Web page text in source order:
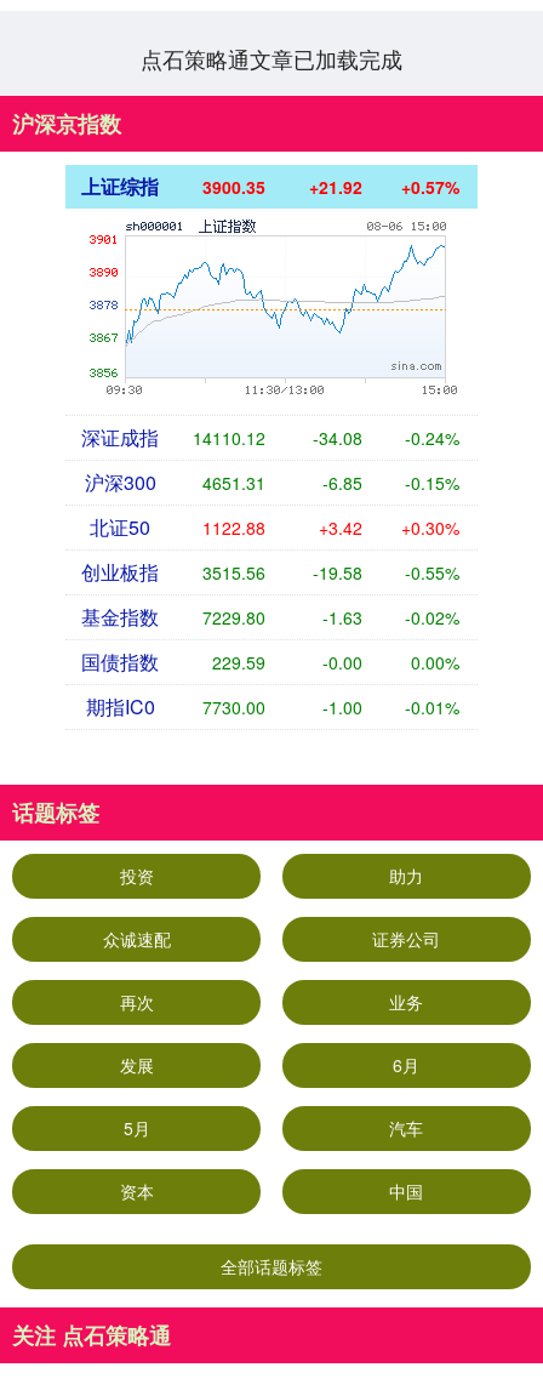
点石策略通文章已加载完成
沪深京指数
上证综指 3900.35 +21.92 +0.57%
深证成指 14110.12 -34.08 -0.24%
沪深300 4651.31 -6.85 -0.15%
北证50 1122.88 +3.42 +0.30%
创业板指 3515.56 -19.58 -0.55%
基金指数 7229.80 -1.63 -0.02%
国债指数 229.59 -0.00 0.00%
期指IC0 7730.00 -1.00 -0.01%
话题标签
投资 助力
众诚速配 证券公司
再次 业务
发展 6月
5月 汽车
资本 中国
全部话题标签
关注 点石策略通